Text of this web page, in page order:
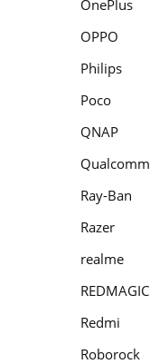
OnePlus
OPPO
Philips
Poco
QNAP
Qualcomm
Ray-Ban
Razer
realme
REDMAGIC
Redmi
Roborock